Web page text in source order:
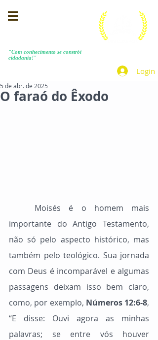
"Com conhecimento se constrói
cidadania!"
Login
O faraó do Êxodo
5 de abr. de 2025
importante do Antigo Testamento,
não só pelo aspecto histórico, mas
também pelo teológico. Sua jornada
com Deus é incomparável e algumas
passagens deixam isso bem claro,
como, por exemplo, Números 12:6-8,
“E disse: Ouvi agora as minhas
palavras; se entre vós houver